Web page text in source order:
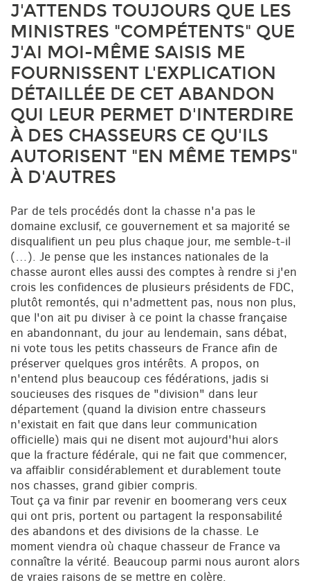
J'ATTENDS TOUJOURS QUE LES
MINISTRES "COMPÉTENTS" QUE
J'AI MOI-MÊME SAISIS ME
FOURNISSENT L'EXPLICATION
DÉTAILLÉE DE CET ABANDON
QUI LEUR PERMET D'INTERDIRE
À DES CHASSEURS CE QU'ILS
AUTORISENT "EN MÊME TEMPS"
À D'AUTRES
Par de tels procédés dont la chasse n'a pas le
domaine exclusif, ce gouvernement et sa majorité se
disqualifient un peu plus chaque jour, me semble-t-il
(…). Je pense que les instances nationales de la
chasse auront elles aussi des comptes à rendre si j'en
crois les confidences de plusieurs présidents de FDC,
plutôt remontés, qui n'admettent pas, nous non plus,
que l'on ait pu diviser à ce point la chasse française
en abandonnant, du jour au lendemain, sans débat,
ni vote tous les petits chasseurs de France afin de
préserver quelques gros intérêts. A propos, on
n'entend plus beaucoup ces fédérations, jadis si
soucieuses des risques de "division" dans leur
département (quand la division entre chasseurs
n'existait en fait que dans leur communication
officielle) mais qui ne disent mot aujourd'hui alors
que la fracture fédérale, qui ne fait que commencer,
va affaiblir considérablement et durablement toute
nos chasses, grand gibier compris.
Tout ça va finir par revenir en boomerang vers ceux
qui ont pris, portent ou partagent la responsabilité
des abandons et des divisions de la chasse. Le
moment viendra où chaque chasseur de France va
connaître la vérité. Beaucoup parmi nous auront alors
de vraies raisons de se mettre en colère.